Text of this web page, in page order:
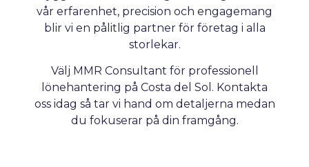
vår erfarenhet, precision och engagemang
blir vi en pålitlig partner för företag i alla
storlekar.
Välj MMR Consultant för professionell
lönehantering på Costa del Sol. Kontakta
oss idag så tar vi hand om detaljerna medan
du fokuserar på din framgång.